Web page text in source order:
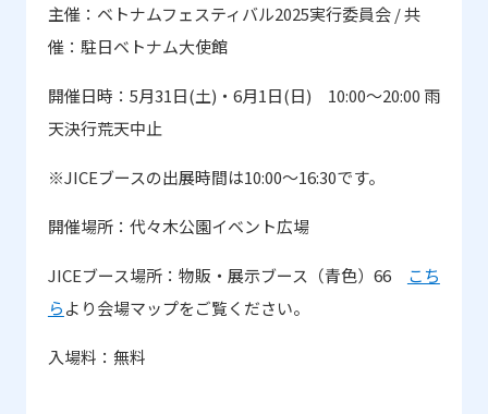
主催：ベトナムフェスティバル2025実行委員会/共
催：駐日ベトナム大使館
開催日時： 5月31日(土) ・ 6月1日(日) 10:00～20:00 雨
天決行荒天中止
※JICEブースの出展時間は10:00～16:30です。
開催場所：代々木公園イベント広場
JICEブース場所：物販・展示ブース（青色） 66
こち
らより会場マップをご覧ください。
入場料：無料